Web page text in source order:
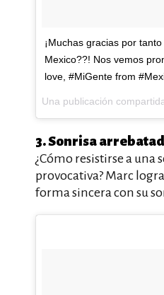
¡Muchas gracias por
Mexico??! Nos vemos
love, #MiGente from
3. Sonrisa
¿Cómo resistirse a una
provocativa? Marc
forma sincera con su